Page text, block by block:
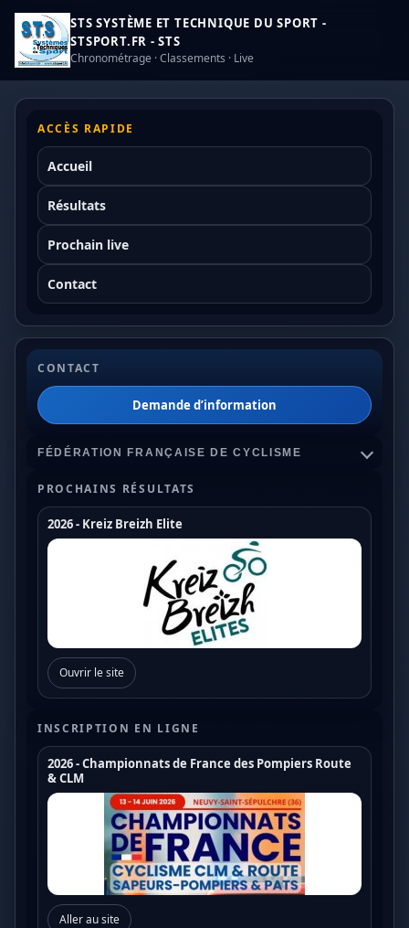
STS SYSTÈME ET TECHNIQUE DU SPORT -
STSPORT.FR - STS
Chronométrage · Classements · Live
ACCÈS RAPIDE
Accueil
Résultats
Prochain live
Contact
CONTACT
Demande d’information
FÉDÉRATION FRANÇAISE DE CYCLISME
Championnats de France
Coupe de France Cyclo Cross
Coupe de France N1
Coupe de France N2
Coupe de France N3
Coupe de France U17
Coupe de France U19
Trophée de France
PROCHAINS RÉSULTATS
2026 - Kreiz Breizh Elite
Ouvrir le site
INSCRIPTION EN LIGNE
2026 - Championnats de France des Pompiers Route
& CLM
Aller au site